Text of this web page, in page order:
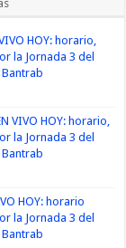
HOY: horario,
la Jornada 3 del
VIVO HOY: horario,
la Jornada 3 del
HOY: horario
la Jornada 3 del